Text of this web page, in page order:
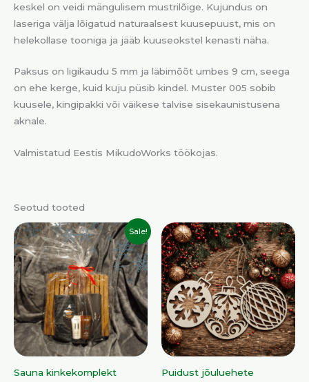
keskel on veidi mängulisem mustrilõige. Kujundus on
laseriga välja lõigatud naturaalsest kuusepuust, mis on
helekollase tooniga ja jääb kuuseokstel kenasti näha.
Paksus on ligikaudu 5 mm ja läbimõõt umbes 9 cm, seega
on ehe kerge, kuid kuju püsib kindel. Muster 005 sobib
kuusele, kingipakki või väikese talvise sisekaunistusena
aknale.
Valmistatud Eestis MikudoWorks töökojas.
Seotud tooted
Sale!
Sauna kinkekomplekt
Algne
hind
oli:
39,00 €.
Praegune
hind
on:
30,00 €.
Puidust jõuluehete